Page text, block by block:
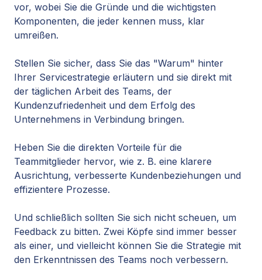
vor, wobei Sie die Gründe und die wichtigsten
Komponenten, die jeder kennen muss, klar
umreißen.
Stellen Sie sicher, dass Sie das "Warum" hinter
Ihrer Servicestrategie erläutern und sie direkt mit
der täglichen Arbeit des Teams, der
Kundenzufriedenheit und dem Erfolg des
Unternehmens in Verbindung bringen.
Heben Sie die direkten Vorteile für die
Teammitglieder hervor, wie z. B. eine klarere
Ausrichtung, verbesserte Kundenbeziehungen und
effizientere Prozesse.
Und schließlich sollten Sie sich nicht scheuen, um
Feedback zu bitten. Zwei Köpfe sind immer besser
als einer, und vielleicht können Sie die Strategie mit
den Erkenntnissen des Teams noch verbessern.